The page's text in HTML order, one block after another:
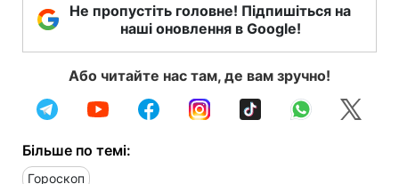
Не пропустіть головне! Підпишіться на
наші оновлення в Google!
Або читайте нас там, де вам зручно!
Більше по темі:
Гороскоп